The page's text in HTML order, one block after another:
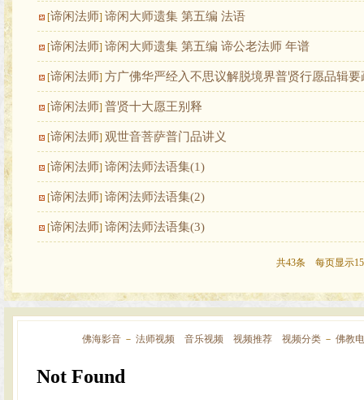
[谛闲法师] 谛闲大师遗集 第五编 法语
[谛闲法师] 谛闲大师遗集 第五编 谛公老法师 年谱
[谛闲法师] 方广佛华严经入不思议解脱境界普贤行愿品辑要
[谛闲法师] 普贤十大愿王别释
[谛闲法师] 观世音菩萨普门品讲义
[谛闲法师] 谛闲法师法语集(1)
[谛闲法师] 谛闲法师法语集(2)
[谛闲法师] 谛闲法师法语集(3)
共43条 每页显示
佛海影音 － 法师视频 音乐视频 视频推荐 视频分类 － 佛教